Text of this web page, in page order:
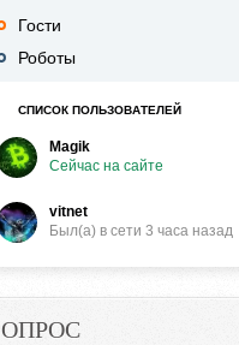
Гости
Роботы
СПИСОК ПОЛЬЗОВАТЕЛЕЙ
Magik
Сейчас на сайте
vitnet
Был(a) в сети 3 часа назад
ОПРОС